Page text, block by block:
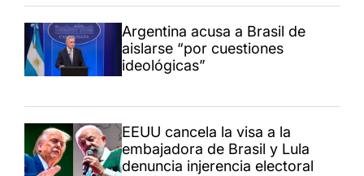
Argentina acusa a Brasil de
aislarse “por cuestiones
ideológicas”
EEUU cancela la visa a la
embajadora de Brasil y Lula
denuncia injerencia electoral